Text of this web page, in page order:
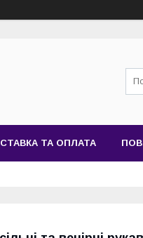
ТА ОПЛАТА